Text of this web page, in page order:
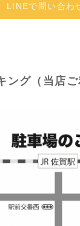
LINEで問い合わ
ング（当店ご